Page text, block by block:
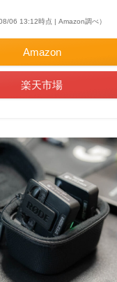
06 13:12時点 | Amazon調べ）
Amazon
楽天市場